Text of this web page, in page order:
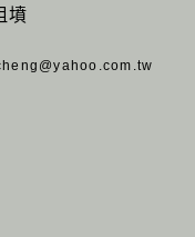
墳